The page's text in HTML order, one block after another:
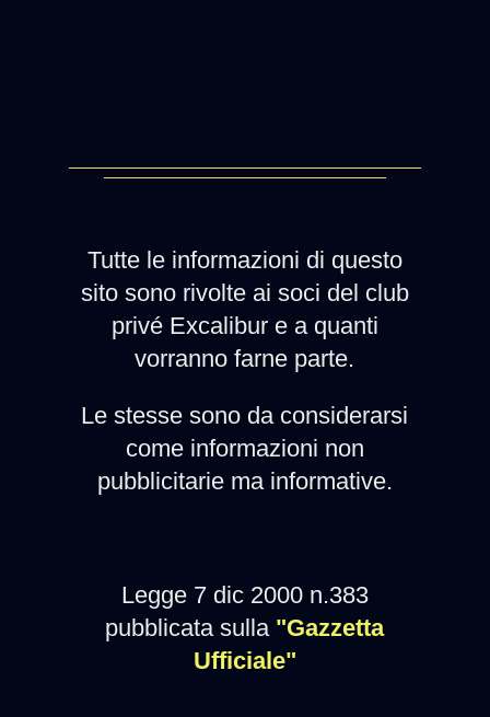
Tutte le informazioni di questo
sito sono rivolte ai soci del club
privé Excalibur e a quanti
vorranno farne parte.
Le stesse sono da considerarsi
come informazioni non
pubblicitarie ma informative.
Legge 7 dic 2000 n.383
pubblicata sulla "Gazzetta
Ufficiale"